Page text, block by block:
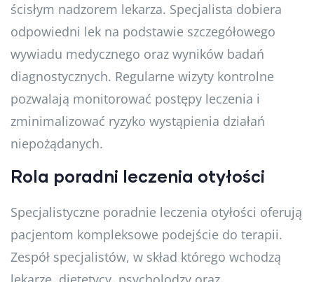
ścisłym nadzorem lekarza. Specjalista dobiera
odpowiedni lek na podstawie szczegółowego
wywiadu medycznego oraz wyników badań
diagnostycznych. Regularne wizyty kontrolne
pozwalają monitorować postępy leczenia i
zminimalizować ryzyko wystąpienia działań
niepożądanych.
Rola poradni leczenia otyłości
Specjalistyczne poradnie leczenia otyłości oferują
pacjentom kompleksowe podejście do terapii.
Zespół specjalistów, w skład którego wchodzą